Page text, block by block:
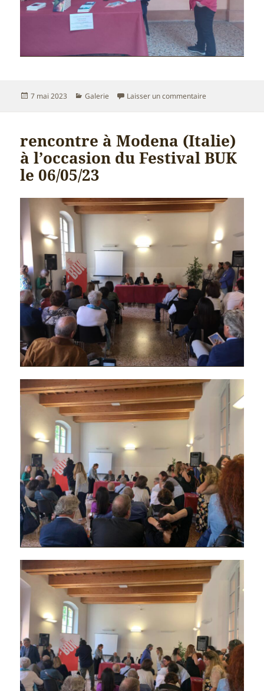
Publié
7 mai 2023 Catégories
Galerie Laisser un commentairesur séances
rencontre à Modena (Italie)
à l’occasion du Festival BUK
le 06/05/23